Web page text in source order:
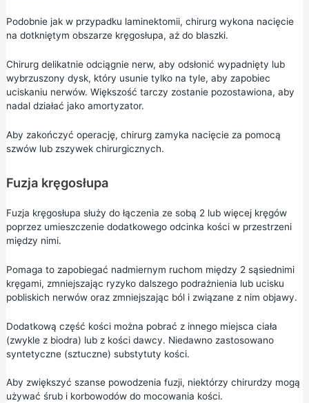
Podobnie jak w przypadku laminektomii, chirurg wykona nacięcie
na dotkniętym obszarze kręgosłupa, aż do blaszki.
Chirurg delikatnie odciągnie nerw, aby odsłonić wypadnięty lub
wybrzuszony dysk, który usunie tylko na tyle, aby zapobiec
uciskaniu nerwów. Większość tarczy zostanie pozostawiona, aby
nadal działać jako amortyzator.
Aby zakończyć operację, chirurg zamyka nacięcie za pomocą
szwów lub zszywek chirurgicznych.
Fuzja kręgosłupa
Fuzja kręgosłupa służy do łączenia ze sobą 2 lub więcej kręgów
poprzez umieszczenie dodatkowego odcinka kości w przestrzeni
między nimi.
Pomaga to zapobiegać nadmiernym ruchom między 2 sąsiednimi
kręgami, zmniejszając ryzyko dalszego podrażnienia lub ucisku
pobliskich nerwów oraz zmniejszając ból i związane z nim objawy.
Dodatkową część kości można pobrać z innego miejsca ciała
(zwykle z biodra) lub z kości dawcy. Niedawno zastosowano
syntetyczne (sztuczne) substytuty kości.
Aby zwiększyć szanse powodzenia fuzji, niektórzy chirurdzy mogą
używać śrub i korbowodów do mocowania kości.